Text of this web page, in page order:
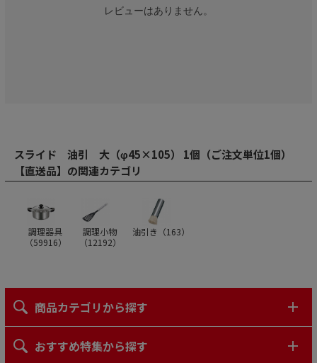
レビューはありません。
スライド 油引 大（φ45×105） 1個（ご注文単位1個）
【直送品】の関連カテゴリ
調理器具
（59916）
調理小物
（12192）
油引き（163）
商品カテゴリから探す
おすすめ特集から探す